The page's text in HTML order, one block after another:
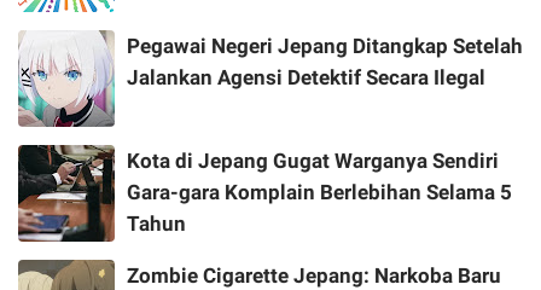
Pegawai Negeri Jepang Ditangkap Setelah
Jalankan Agensi Detektif Secara Ilegal
Kota di Jepang Gugat Warganya Sendiri
Gara-gara Komplain Berlebihan Selama 5
Tahun
Zombie Cigarette Jepang: Narkoba Baru